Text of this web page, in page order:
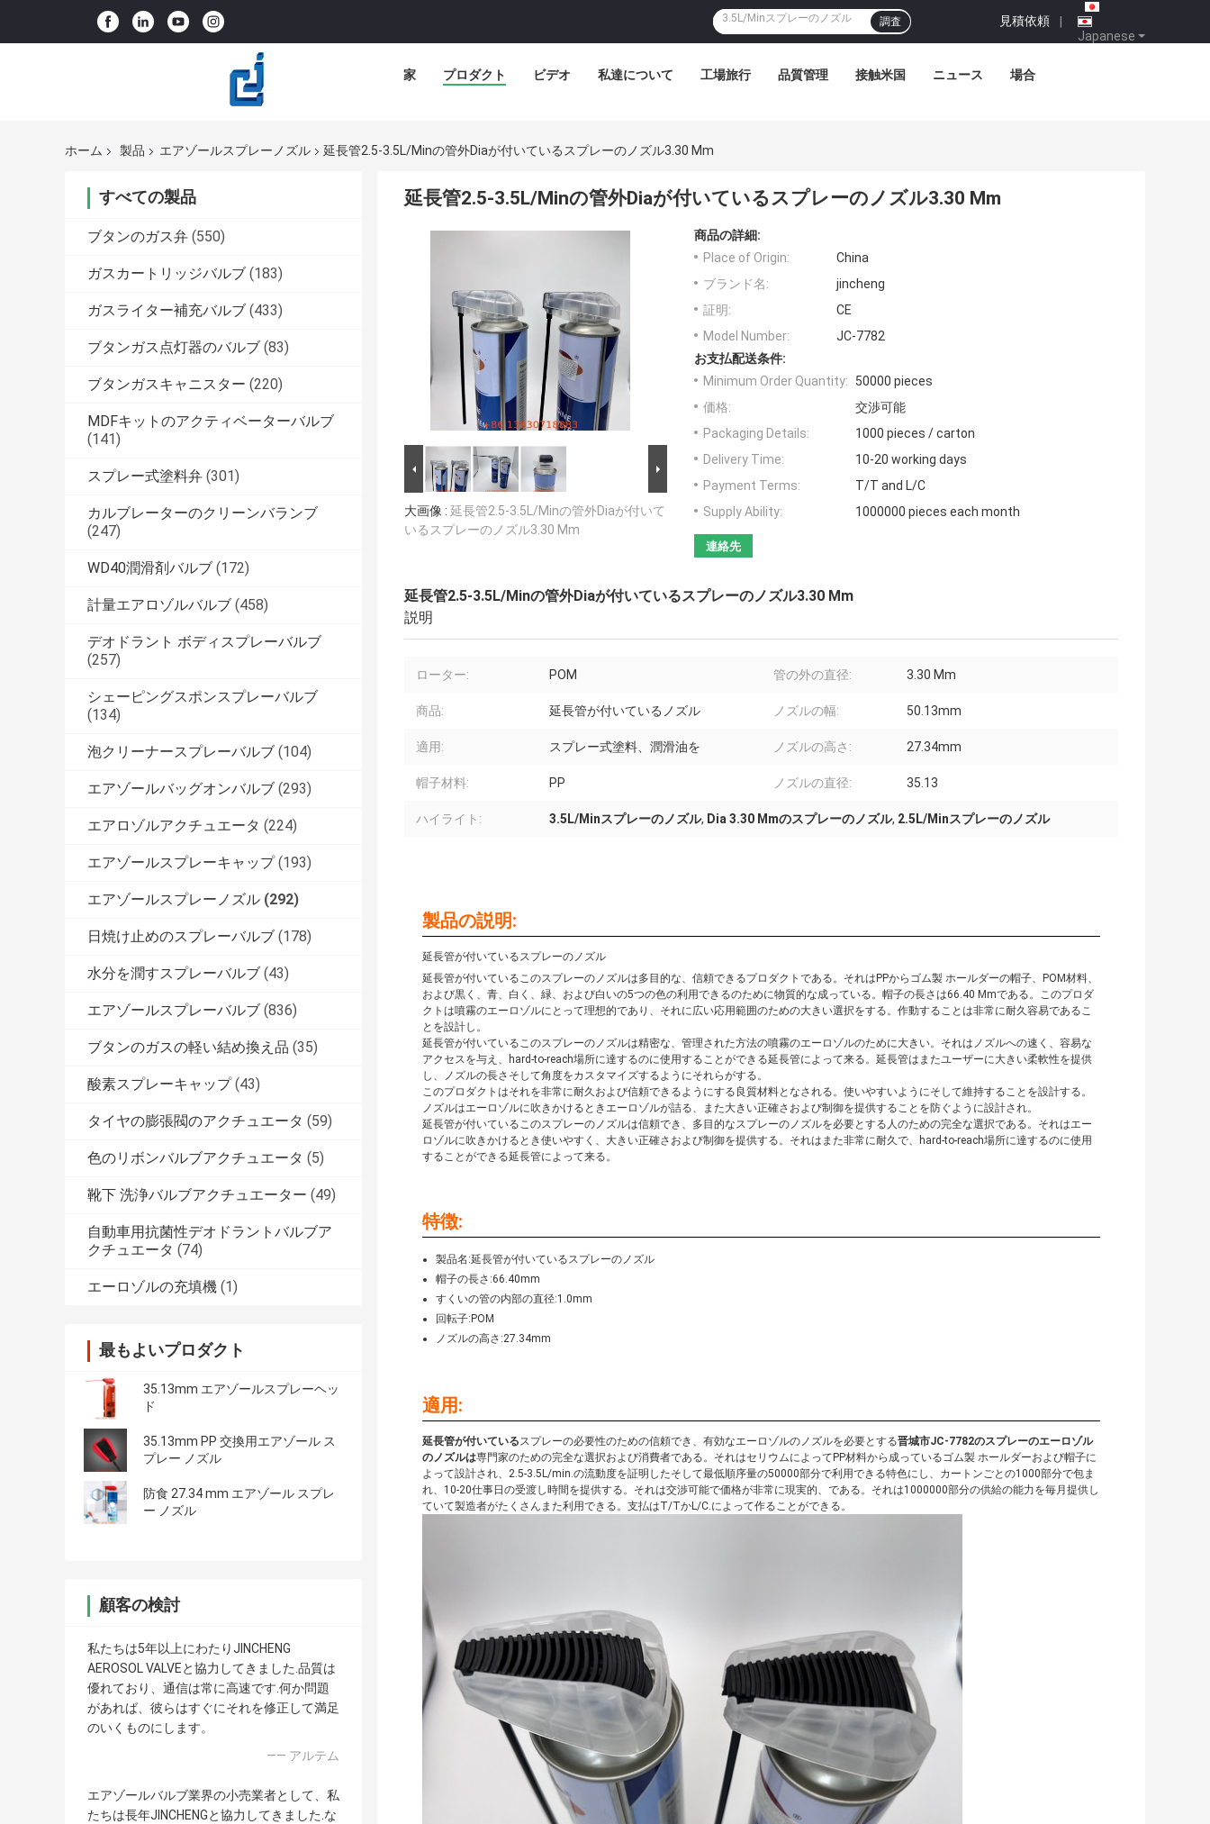
Japanese
見積依頼 |
調査
家 プロダクト ビデオ 私達について 工場旅行 品質管理 接触米国 ニュース 場合
ホーム 製品 エアゾールスプレーノズル 延長管2.5-3.5L/Minの管外Diaが付いているスプレーのノズル3.30 Mm
すべての製品
ブタンのガス弁 (550)
ガスカートリッジバルブ (183)
ガスライター補充バルブ (433)
ブタンガス点灯器のバルブ (83)
ブタンガスキャニスター (220)
MDFキットのアクティベーターバルブ
(141)
スプレー式塗料弁 (301)
カルブレーターのクリーンバランブ
(247)
WD40潤滑剤バルブ (172)
計量エアロゾルバルブ (458)
デオドラント ボディスプレーバルブ
(257)
シェーピングスポンスプレーバルブ
(134)
泡クリーナースプレーバルブ (104)
エアゾールバッグオンバルブ (293)
エアロゾルアクチュエータ (224)
エアゾールスプレーキャップ (193)
エアゾールスプレーノズル (292)
日焼け止めのスプレーバルブ (178)
水分を潤すスプレーバルブ (43)
エアゾールスプレーバルブ (836)
ブタンのガスの軽い結め換え品 (35)
酸素スプレーキャップ (43)
タイヤの膨張閥のアクチュエータ (59)
色のリボンバルブアクチュエータ (5)
靴下 洗浄バルブアクチュエーター (49)
自動車用抗菌性デオドラントバルブア
クチュエータ (74)
エーロゾルの充填機 (1)
最もよいプロダクト
35.13mm エアゾールスプレーヘッ
ド
35.13mm PP 交換用エアゾール ス
プレー ノズル
防食 27.34 mm エアゾール スプレ
ー ノズル
顧客の検討
私たちは5年以上にわたりJINCHENG
AEROSOL VALVEと協力してきました.品質は
優れており、通信は常に高速です.何か問題
があれば、彼らはすぐにそれを修正して満足
のいくものにします。
—— アルテム
エアゾールバルブ業界の小売業者として、私
たちは長年JINCHENGと協力してきました.な
延長管2.5-3.5L/Minの管外Diaが付いているスプレーのノズル3.30 Mm
大画像 : 延長管2.5-3.5L/Minの管外Diaが付いて
いるスプレーのノズル3.30 Mm
商品の詳細:
Place of Origin:
China
ブランド名:
jincheng
証明:
CE
Model Number:
JC-7782
お支払配送条件:
Minimum Order Quantity:
50000 pieces
価格:
交渉可能
Packaging Details:
1000 pieces / carton
Delivery Time:
10-20 working days
Payment Terms:
T/T and L/C
Supply Ability:
1000000 pieces each month
連絡先
延長管2.5-3.5L/Minの管外Diaが付いているスプレーのノズル3.30 Mm
説明
ローター: POM 管の外の直径: 3.30 Mm
商品: 延長管が付いているノズル ノズルの幅: 50.13mm
適用: スプレー式塗料、潤滑油を ノズルの高さ: 27.34mm
帽子材料: PP ノズルの直径: 35.13
ハイライト: 3.5L/Minスプレーのノズル, Dia 3.30 Mmのスプレーのノズル, 2.5L/Minスプレーのノズル
製品の説明:
延長管が付いているスプレーのノズル
延長管が付いているこのスプレーのノズルは多目的な、信頼できるプロダクトである。それはPPからゴム製 ホールダーの帽子、POM材料、
および黒く、青、白く、緑、および白いの5つの色の利用できるのために物質的な成っている。帽子の長さは66.40 Mmである。このプロダ
クトは噴霧のエーロゾルにとって理想的であり、それに広い応用範囲のための大きい選択をする。作動することは非常に耐久容易であるこ
とを設計し。
延長管が付いているこのスプレーのノズルは精密な、管理された方法の噴霧のエーロゾルのために大きい。それはノズルへの速く、容易な
アクセスを与え、hard-to-reach場所に達するのに使用することができる延長管によって来る。延長管はまたユーザーに大きい柔軟性を提供
し、ノズルの長さそして角度をカスタマイズするようにそれらがする。
このプロダクトはそれを非常に耐久および信頼できるようにする良質材料となされる。使いやすいようにそして維持することを設計する。
ノズルはエーロゾルに吹きかけるときエーロゾルが詰る、また大きい正確さおよび制御を提供することを防ぐように設計され。
延長管が付いているこのスプレーのノズルは信頼でき、多目的なスプレーのノズルを必要とする人のための完全な選択である。それはエー
ロゾルに吹きかけるとき使いやすく、大きい正確さおよび制御を提供する。それはまた非常に耐久で、hard-to-reach場所に達するのに使用
することができる延長管によって来る。
特徴:
製品名:延長管が付いているスプレーのノズル
帽子の長さ:66.40mm
すくいの管の内部の直径:1.0mm
回転子:POM
ノズルの高さ:27.34mm
適用:
延長管が付いているスプレーの必要性のための信頼でき、有効なエーロゾルのノズルを必要とする晋城市JC-7782のスプレーのエーロゾル
のノズルは専門家のための完全な選択および消費者である。それはセリウムによってPP材料から成っているゴム製 ホールダーおよび帽子に
よって設計され、2.5-3.5L/min.の流動度を証明したそして最低順序量の50000部分で利用できる特色にし、カートンごとの1000部分で包ま
れ、10-20仕事日の受渡し時間を提供する。それは交渉可能で価格が非常に現実的、である。それは1000000部分の供給の能力を毎月提供し
ていて製造者がたくさんまた利用できる。支払はT/TかL/C.によって作ることができる。